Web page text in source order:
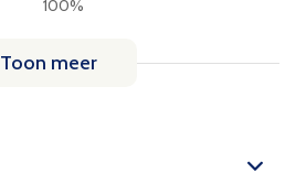
100%
Toon meer